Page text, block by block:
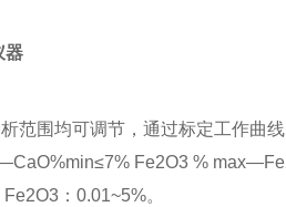
器
范围均可调节，通过标定工作曲线
Fe2O3 %
：0.01~5%。